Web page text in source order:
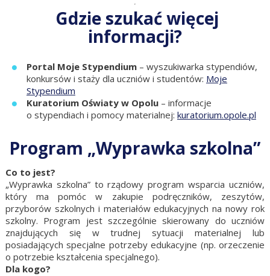
Gdzie szukać więcej
informacji?
Portal Moje Stypendium– wyszukiwarka stypendiów,
konkursów i staży dla uczniów i studentów: Moje
Stypendium
Kuratorium Oświaty w Opolu– informacje
o stypendiach i pomocy materialnej: kuratorium.opole.pl
Program „Wyprawka szkolna”
Co to jest?
„Wyprawka szkolna” to rządowy program wsparcia uczniów,
który ma pomóc w zakupie podręczników, zeszytów,
przyborów szkolnych i materiałów edukacyjnych na nowy rok
szkolny. Program jest szczególnie skierowany do uczniów
znajdujących się w trudnej sytuacji materialnej lub
posiadających specjalne potrzeby edukacyjne (np. orzeczenie
o potrzebie kształcenia specjalnego).
Dla kogo?